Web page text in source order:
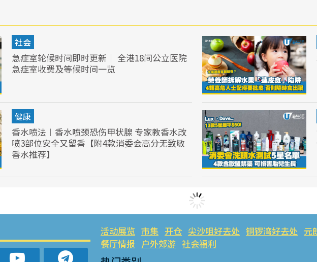
社会
急症室轮候时间即时更新｜ 全港18间公立医院
急症室收费及等候时间一览
健康
香水喷法︱香水喷颈恐伤甲状腺 专家教香水改
喷3部位安全又留香【附4款消委会高分无致敏
香水推荐】
活动展览 市集 开仓 尖沙咀好去处 铜锣湾好去处 元
餐厅情报 户外郊游 社会福利